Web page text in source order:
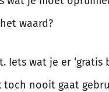
waard?
wat je er ‘gratis
toch nooit gaat